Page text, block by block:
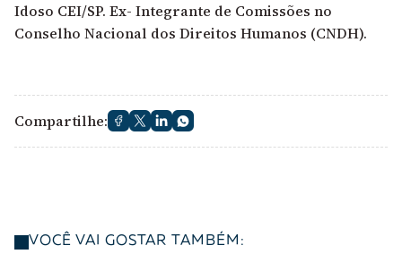
Idoso CEI/SP. Ex- Integrante de Comissões no
Conselho Nacional dos Direitos Humanos (CNDH).
Compartilhe:
VOCÊ VAI GOSTAR TAMBÉM: